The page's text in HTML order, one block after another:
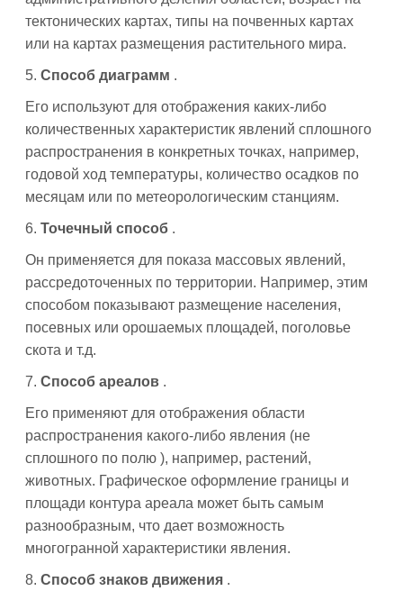
тектонических картах, типы на почвенных картах
или на картах размещения растительного мира.
5. Способ диаграмм .
Его используют для отображения каких-либо
количественных характеристик явлений сплошного
распространения в конкретных точках, например,
годовой ход температуры, количество осадков по
месяцам или по метеорологическим станциям.
6. Точечный способ .
Он применяется для показа массовых явлений,
рассредоточенных по территории. Например, этим
способом показывают размещение населения,
посевных или орошаемых площадей, поголовье
скота и т.д.
7. Способ ареалов .
Его применяют для отображения области
распространения какого-либо явления (не
сплошного по полю ), например, растений,
животных. Графическое оформление границы и
площади контура ареала может быть самым
разнообразным, что дает возможность
многогранной характеристики явления.
8. Способ знаков движения .